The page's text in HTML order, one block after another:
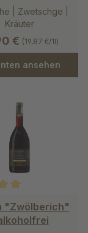
| Zwetschge |
Kräuter
€ (19,87 €/1l)
ansehen
Bewertung
"Zwölberich"